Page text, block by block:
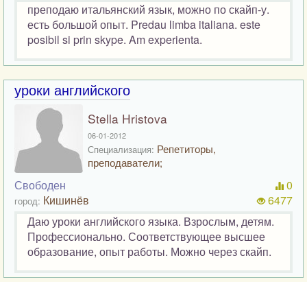
преподаю итальянский язык, можно по скайп-у.
есть большой опыт. Predau limba italiana. este
posibil si prin skype. Am experienta.
уроки английского
Stella Hristova
06-01-2012
Специализация: Репетиторы,
преподаватели;
Свободен
город: Кишинёв
0
6477
Даю уроки английского языка. Взрослым, детям.
Профессионально. Соответствующее высшее
образование, опыт работы. Можно через скайп.